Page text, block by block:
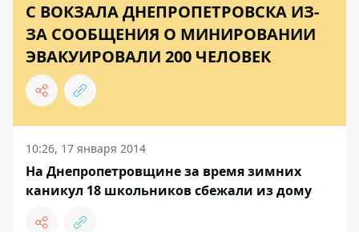
С ВОКЗАЛА ДНЕПРОПЕТРОВСКА ИЗ-
ЗА СООБЩЕНИЯ О МИНИРОВАНИИ
ЭВАКУИРОВАЛИ 200 ЧЕЛОВЕК
10:26, 17 января 2014
На Днепропетровщине за время зимних
каникул 18 школьников сбежали из дому